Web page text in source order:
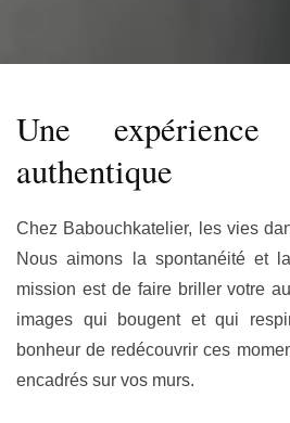
Une
authentique
Chez Babouchkatelier, les vies
Nous aimons la spontanéité et
mission est de faire briller votre
images qui bougent et qui
bonheur de redécouvrir ces
encadrés sur vos murs.